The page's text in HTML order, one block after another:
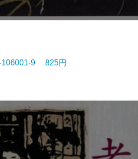
106001-9 825円